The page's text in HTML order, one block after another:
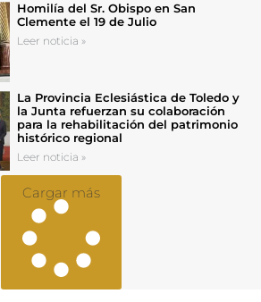
Homilía del Sr. Obispo en San
Clemente el 19 de Julio
Leer noticia »
La Provincia Eclesiástica de Toledo y
la Junta refuerzan su colaboración
para la rehabilitación del patrimonio
histórico regional
Leer noticia »
Cargar más